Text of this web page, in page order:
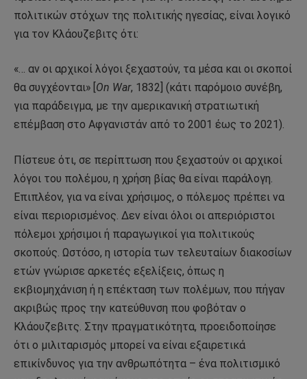
πολιτικών στόχων της πολιτικής ηγεσίας, είναι λογικό
για τον Κλάουζεβιτς ότι:
«… αν οι αρχικοί λόγοι ξεχαστούν, τα μέσα και οι σκοποί
θα συγχέονται» [ On War, 1832] (κάτι παρόμοιο συνέβη,
για παράδειγμα, με την αμερικανική στρατιωτική
επέμβαση στο Αφγανιστάν από το 2001 έως το 2021).
Πίστευε ότι, σε περίπτωση που ξεχαστούν οι αρχικοί
λόγοι του πολέμου, η χρήση βίας θα είναι παράλογη.
Επιπλέον, για να είναι χρήσιμος, ο πόλεμος πρέπει να
είναι περιορισμένος. Δεν είναι όλοι οι απεριόριστοι
πόλεμοι χρήσιμοι ή παραγωγικοί για πολιτικούς
σκοπούς. Ωστόσο, η ιστορία των τελευταίων διακοσίων
ετών γνώρισε αρκετές εξελίξεις, όπως η
εκβιομηχάνιση ή η επέκταση των πολέμων, που πήγαν
ακριβώς προς την κατεύθυνση που φοβόταν ο
Κλάουζεβιτς. Στην πραγματικότητα, προειδοποίησε
ότι ο μιλιταρισμός μπορεί να είναι εξαιρετικά
επικίνδυνος για την ανθρωπότητα – ένα πολιτισμικό